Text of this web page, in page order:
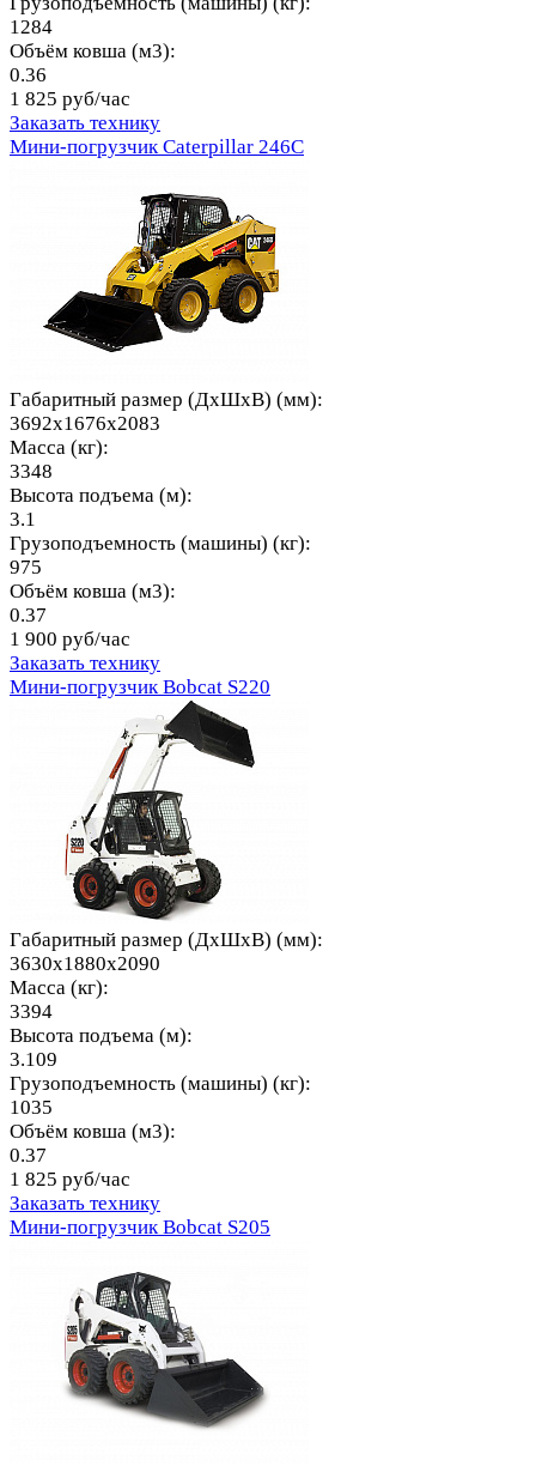
1284
Объём ковша (м3):
0.36
1 825 руб/час
Заказать технику
Мини-погрузчик Caterpillar 246C
Габаритный размер (ДхШхВ) (мм):
3692x1676x2083
Масса (кг):
3348
Высота подъема (м):
3.1
Грузоподъемность (машины) (кг):
975
Объём ковша (м3):
0.37
1 900 руб/час
Заказать технику
Мини-погрузчик Bobcat S220
Габаритный размер (ДхШхВ) (мм):
3630x1880x2090
Масса (кг):
3394
Высота подъема (м):
3.109
Грузоподъемность (машины) (кг):
1035
Объём ковша (м3):
0.37
1 825 руб/час
Заказать технику
Мини-погрузчик Bobcat S205